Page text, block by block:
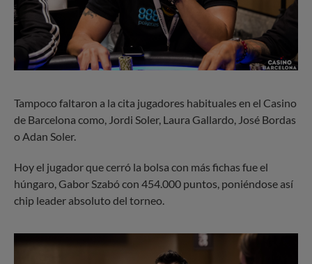
Tampoco faltaron a la cita jugadores habituales en el Casino
de Barcelona como, Jordi Soler, Laura Gallardo, José Bordas
o Adan Soler.
Hoy el jugador que cerró la bolsa con más fichas fue el
húngaro, Gabor Szabó con 454.000 puntos, poniéndose así
chip leader absoluto del torneo.